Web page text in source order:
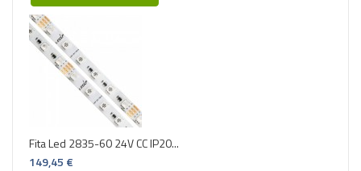
Fita Led 2835-60 24V CC IP20...
149,45 €